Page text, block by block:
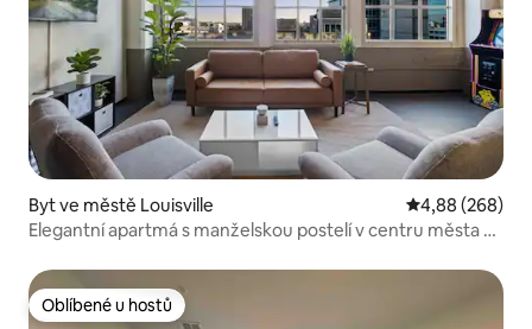
Byt ve městě Louisville Průměrné
4,88 (268)
Elegantní apartmá s manželskou postelí v centru města –
Oblíbené u hostů
Oblíbené u hostů